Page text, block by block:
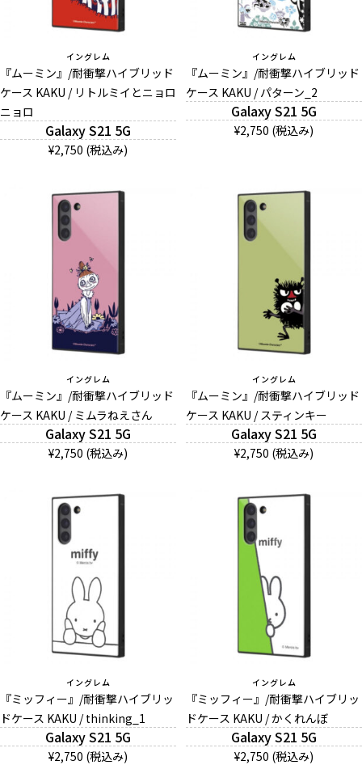
イングレム
『ムーミン』/耐衝撃ハイブリッド
ケース KAKU / リトルミイとニョロ
ニョロ
Galaxy S21 5G
¥2,750 (税込み)
イングレム
『ムーミン』/耐衝撃ハイブリッド
ケース KAKU / パターン_2
Galaxy S21 5G
¥2,750 (税込み)
イングレム
『ムーミン』/耐衝撃ハイブリッド
ケース KAKU / ミムラねえさん
Galaxy S21 5G
¥2,750 (税込み)
イングレム
『ムーミン』/耐衝撃ハイブリッド
ケース KAKU / スティンキー
Galaxy S21 5G
¥2,750 (税込み)
イングレム
『ミッフィー』/耐衝撃ハイブリッ
ドケース KAKU / thinking_1
Galaxy S21 5G
¥2,750 (税込み)
イングレム
『ミッフィー』/耐衝撃ハイブリッ
ドケース KAKU / かくれんぼ
Galaxy S21 5G
¥2,750 (税込み)